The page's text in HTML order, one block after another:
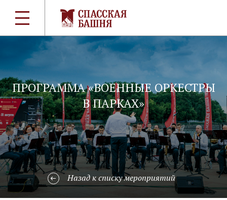
ПРОГРАММА «ВОЕННЫЕ ОРКЕСТРЫ
В ПАРКАХ»
Назад к списку мероприятий